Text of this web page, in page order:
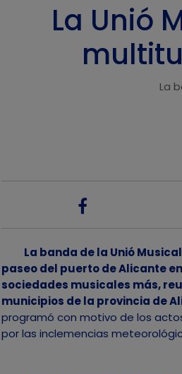
La Unió
La
La banda de la Unió
paseo del puerto de Alicante
sociedades musicales más,
municipios de la provincia de
programó con motivo de los
por las inclemencias